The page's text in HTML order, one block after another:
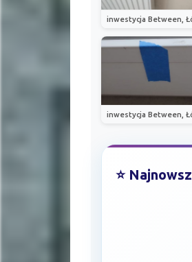
inwestycja Between,
inwestycja Between,
⭐